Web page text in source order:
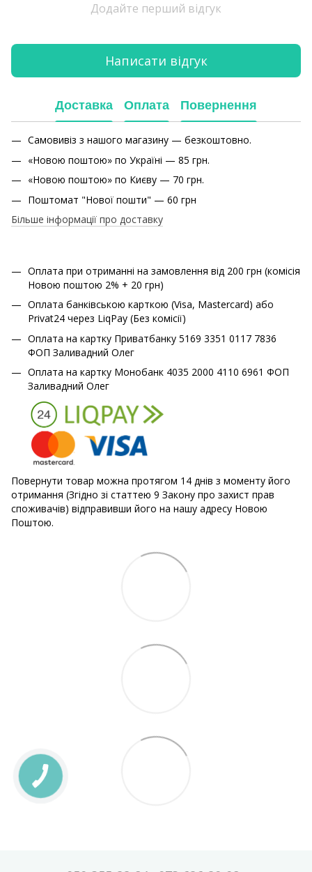
Додайте перший відгук
Написати відгук
Доставка Оплата Повернення
Самовивіз з нашого магазину — безкоштовно.
«Новою поштою» по Україні — 85 грн.
«Новою поштою» по Києву — 70 грн.
Поштомат "Нової пошти" — 60 грн
Більше інформації про доставку
Оплата при отриманні на замовлення від 200 грн (комісія
Новою поштою 2% + 20 грн)
Оплата банківською карткою (Visa, Mastercard) або
Privat24 через LiqPay (Без комісії)
Оплата на картку Приватбанку 5169 3351 0117 7836
ФОП Заливадний Олег
Оплата на картку Монобанк 4035 2000 4110 6961 ФОП
Заливадний Олег
Повернути товар можна протягом 14 днів з моменту його
отримання (Згідно зі статтею 9 Закону про захист прав
споживачів) відправивши його на нашу адресу Новою
Поштою.